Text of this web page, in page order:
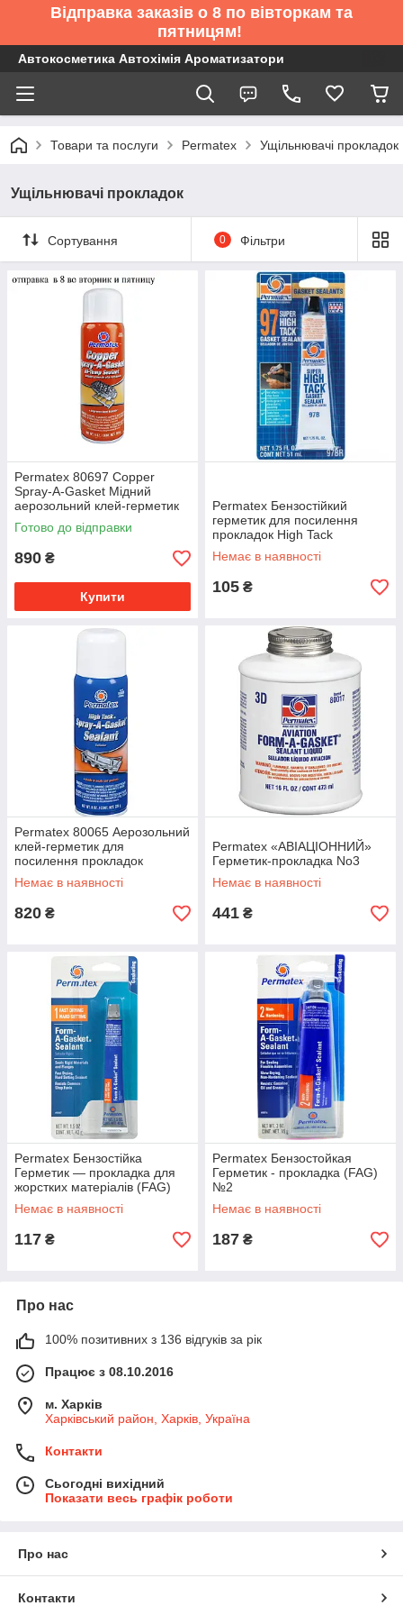
Відправка заказів о 8 по вівторкам та
пятницям!
Автокосметика Автохімія Ароматизатори
Товари та послуги Permatex Ущільнювачі прокладок
Ущільнювачі прокладок
Сортування 0 Фільтри
Permatex 80697 Copper
Spray-A-Gasket Мідний
аерозольний клей-герметик
для прокладок ГБЦ
Готово до відправки
890 ₴
Купити
Permatex Бензостійкий
герметик для посилення
прокладок High Tack
Немає в наявності
105 ₴
Permatex 80065 Аерозольний
клей-герметик для
посилення прокладок
«Високо Липкий»255г
Немає в наявності
820 ₴
Permatex «АВІАЦІОННИЙ»
Герметик-прокладка No3
Немає в наявності
441 ₴
Permatex Бензостійка
Герметик — прокладка для
жорстких матеріалів (FAG)
No1
Немає в наявності
117 ₴
Permatex Бензостойкая
Герметик - прокладка (FAG)
№2
Немає в наявності
187 ₴
Про нас
100% позитивних з 136 відгуків за рік
Працює з 08.10.2016
м. Харків
Харківський район, Харків, Україна
Контакти
Сьогодні вихідний
Показати весь графік роботи
Про нас
Контакти